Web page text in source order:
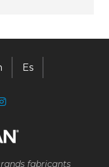
fabricants
Es